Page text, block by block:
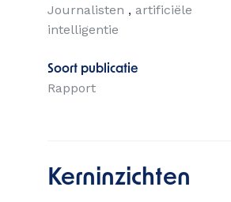
Journalisten
artificiële
intelligentie
Soort publicatie
Rapport
Kerninzichten